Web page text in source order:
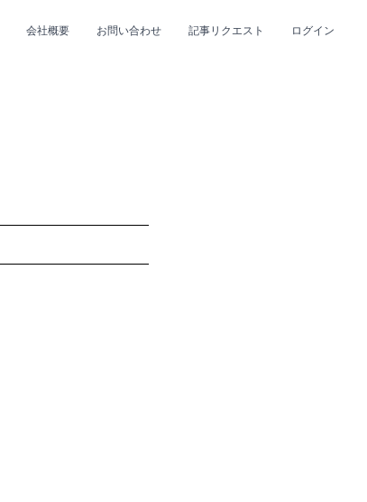
会社概要 お問い合わせ 記事リクエスト ログイン